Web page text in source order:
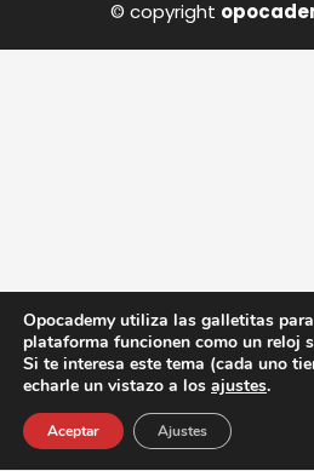
© copyright
Opocademy utiliza las galletitas
plataforma funcionen como un reloj
Si te interesa este tema (cada uno
echarle un vistazo a los ajustes.
Aceptar Ajustes